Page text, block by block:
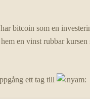
bitcoin som en
en vinst rubbar kursen
ett tag till